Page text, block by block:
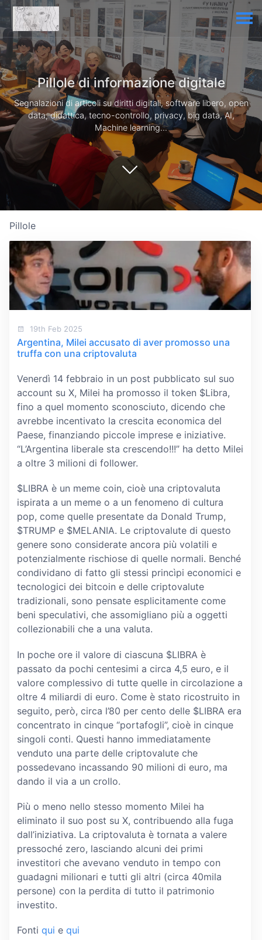
Pillole di informazione digitale
Segnalazioni di articoli su diritti digitali, software libero, open
data, didattica, tecno-controllo, privacy, big data, AI,
Machine learning...
Pillole
19th Feb 2025
Argentina, Milei accusato di aver promosso una
truffa con una criptovaluta
Venerdì 14 febbraio in un post pubblicato sul suo
account su X, Milei ha promosso il token $Libra,
fino a quel momento sconosciuto, dicendo che
avrebbe incentivato la crescita economica del
Paese, finanziando piccole imprese e iniziative.
“L’Argentina liberale sta crescendo!!!” ha detto Milei
a oltre 3 milioni di follower.
$LIBRA è un meme coin, cioè una criptovaluta
ispirata a un meme o a un fenomeno di cultura
pop, come quelle presentate da Donald Trump,
$TRUMP e $MELANIA. Le criptovalute di questo
genere sono considerate ancora più volatili e
potenzialmente rischiose di quelle normali. Benché
condividano di fatto gli stessi princìpi economici e
tecnologici dei bitcoin e delle criptovalute
tradizionali, sono pensate esplicitamente come
beni speculativi, che assomigliano più a oggetti
collezionabili che a una valuta.
In poche ore il valore di ciascuna $LIBRA è
passato da pochi centesimi a circa 4,5 euro, e il
valore complessivo di tutte quelle in circolazione a
oltre 4 miliardi di euro. Come è stato ricostruito in
seguito, però, circa l’80 per cento delle $LIBRA era
concentrato in cinque “portafogli”, cioè in cinque
singoli conti. Questi hanno immediatamente
venduto una parte delle criptovalute che
possedevano incassando 90 milioni di euro, ma
dando il via a un crollo.
Più o meno nello stesso momento Milei ha
eliminato il suo post su X, contribuendo alla fuga
dall’iniziativa. La criptovaluta è tornata a valere
pressoché zero, lasciando alcuni dei primi
investitori che avevano venduto in tempo con
guadagni milionari e tutti gli altri (circa 40mila
persone) con la perdita di tutto il patrimonio
investito.
Fonti qui e qui